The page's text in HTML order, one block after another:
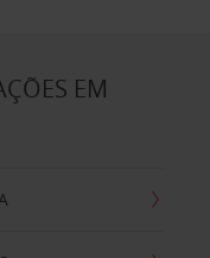
EM